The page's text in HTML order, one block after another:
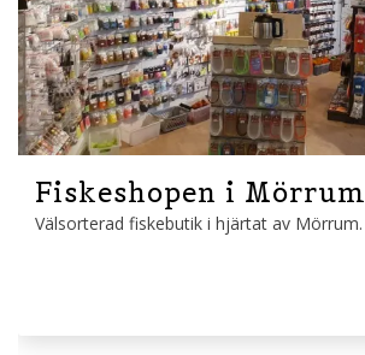
Fiskeshopen i Mörrum
Välsorterad fiskebutik i hjärtat av Mörrum.